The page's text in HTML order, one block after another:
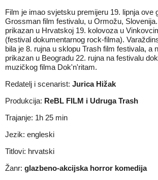
Film je imao svjetsku premijeru 19. lipnja ove
Grossman film festivalu, u Ormožu,
prikazan u Hrvatskoj 19. kolovoza u
(festival dokumentarnog rock-filma).
bila je 8. rujna u sklopu Trash film festivala, a
prikazan u Beogradu 22. rujna na festivalu
muzičkog filma Dok'n'ritam.
Redatelj i scenarist: Jurica Hižak
Produkcija: ReBL FILM i Udruga Trash
Trajanje: 1h 25 min
Jezik: engleski
Titlovi: hrvatski
Žanr: glazbeno-akcijska horror komedija